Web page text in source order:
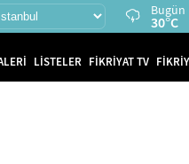
Bugün
30°C
LİSTELER FİKRİYAT TV